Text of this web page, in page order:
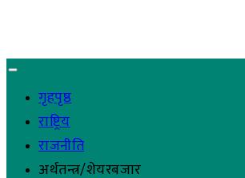
गृहपृष्ठ
राष्ट्रिय
राजनीति
अर्थतन्त्र/शेयरबजार